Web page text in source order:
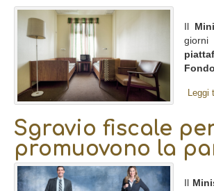
Leggi
Sgravio fiscale
promuovono la